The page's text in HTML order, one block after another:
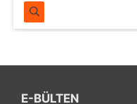
E-BÜLTEN